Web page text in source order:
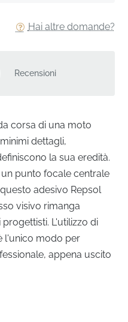
Hai altre domande?
Recensioni
corsa di una moto
dettagli,
la sua eredità.
punto focale centrale
adesivo Repsol
visivo rimanga
L'utilizzo di
l'unico modo per
appena uscito